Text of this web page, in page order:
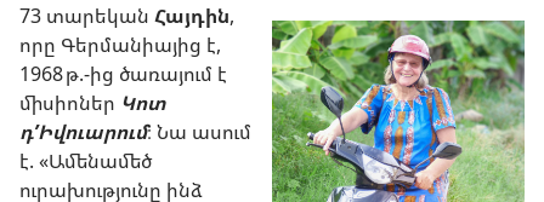
73 տարեկան Հայդին,
որը Գերմանիայից է,
1968 թ.-ից ծառայում է
միսիոներ Կոտ
դ’Իվուարում։ Նա ասում
է. «Ամենամեծ
ուրախությունը ինձ